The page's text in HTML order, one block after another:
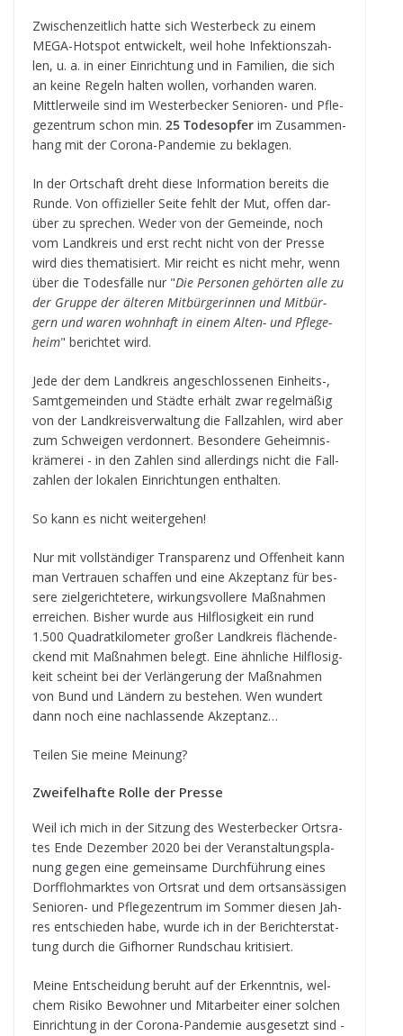
Zwi­schen­zeit­lich hatte sich Wes­ter­beck zu einem
MEGA-Hot­spot ent­wi­ckelt, weil hohe Infek­ti­ons­zah­
len, u. a. in einer Ein­rich­tung und in Fami­lien, die sich
an keine Regeln hal­ten wol­len, vor­han­den waren.
Mitt­ler­weile sind im Wes­ter­be­cker Senio­ren- und Pfle­
ge­zen­trum schon min. 25 Todes­op­fer im Zusam­men­
hang mit der Corona-Pan­de­mie zu beklagen.
In der Ort­schaft dreht diese Infor­ma­tion bereits die
Runde. Von offi­zi­el­ler Seite fehlt der Mut, offen dar­
über zu spre­chen. Weder von der Gemeinde, noch
vom Land­kreis und erst recht nicht von der Presse
wird dies the­ma­ti­siert. Mir reicht es nicht mehr, wenn
über die Todes­fälle nur "Die Per­so­nen gehör­ten alle zu
der Gruppe der älte­ren Mit­bür­ge­rin­nen und Mit­bür­
gern und waren wohn­haft in einem Alten- und Pfle­ge­
heim" berich­tet wird.
Jede der dem Land­kreis ange­schlos­se­nen Ein­heits-,
Samt­ge­mein­den und Städte erhält zwar regel­mä­ßig
von der Land­kreis­ver­wal­tung die Fall­zah­len, wird aber
zum Schwei­gen ver­don­nert. Beson­dere Geheim­nis­
krä­me­rei - in den Zah­len sind aller­dings nicht die Fall­
zah­len der loka­len Ein­rich­tun­gen enthalten.
So kann es nicht weitergehen!
Nur mit voll­stän­di­ger Trans­pa­renz und Offen­heit kann
man Ver­trauen schaf­fen und eine Akzep­tanz für bes­
sere ziel­ge­rich­te­tere, wir­kungs­vol­lere Maß­nah­men
errei­chen. Bis­her wurde aus Hilf­lo­sig­keit ein rund
1.500 Qua­drat­ki­lo­me­ter gro­ßer Land­kreis flä­chen­de­
ckend mit Maß­nah­men belegt. Eine ähn­li­che Hilf­lo­sig­
keit scheint bei der Ver­län­ge­rung der Maß­nah­men
von Bund und Län­dern zu bestehen. Wen wun­dert
dann noch eine nach­las­sende Akzeptanz…
Tei­len Sie meine Meinung?
Zwei­fel­hafte Rolle der Presse
Weil ich mich in der Sit­zung des Wes­ter­be­cker Orts­ra­
tes Ende Dezem­ber 2020 bei der Ver­an­stal­tungs­pla­
nung gegen eine gemein­same Durch­füh­rung eines
Dorf­f­loh­mark­tes von Orts­rat und dem orts­an­säs­si­gen
Senio­ren- und Pfle­ge­zen­trum im Som­mer die­sen Jah­
res ent­schie­den habe, wurde ich in der Bericht­erstat­
tung durch die Gif­hor­ner Rund­schau kritisiert.
Meine Ent­schei­dung beruht auf der Erkennt­nis, wel­
chem Risiko Bewoh­ner und Mit­ar­bei­ter einer sol­chen
Ein­rich­tung in der Corona-Pan­de­mie aus­ge­setzt sind -